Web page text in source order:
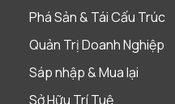
Phá Sản & Tái Cấu Trúc
Quản Trị Doanh Nghiệp
Sáp nhập & Mua lại
Sở Hữu Trí Tuệ